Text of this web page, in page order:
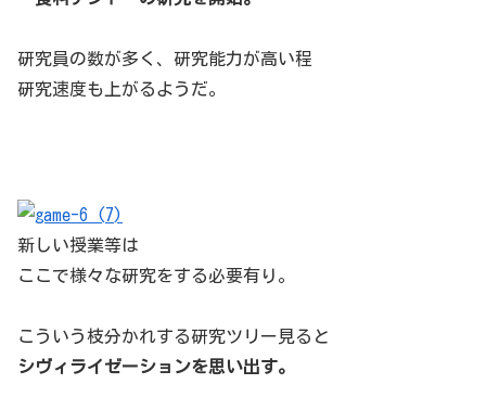
研究員の数が多く、研究能力が高い程
研究速度も上がるようだ。
新しい授業等は
ここで様々な研究をする必要有り。
こういう枝分かれする研究ツリー見ると
シヴィライゼーションを思い出す。